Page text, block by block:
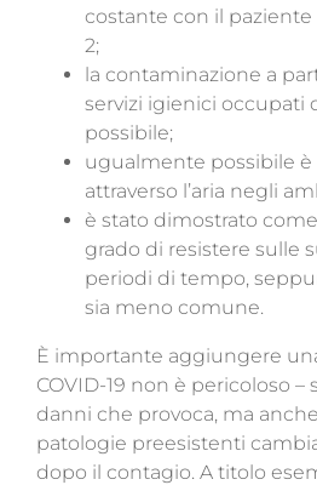
costante con il paziente
2;
la contaminazione a
servizi igienici occupati
possibile;
ugualmente possibile
attraverso l’aria negli
è stato dimostrato come
grado di resistere sulle
periodi di tempo,
sia meno comune.
È importante aggiungere
COVID-19 non è pericoloso –
danni che provoca, ma
patologie preesistenti
dopo il contagio. A titolo